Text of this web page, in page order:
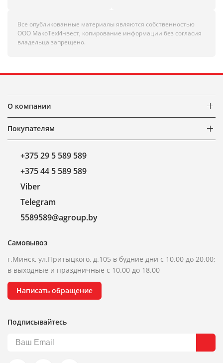
Все опубликованные материалы являются собственностью
ООО МакоТехИнвест, копирование информации без согласия
владельца запрещено.
О компании
Покупателям
+375 29 5 589 589
+375 44 5 589 589
Viber
Telegram
5589589@agroup.by
Самовывоз
г.Минск, ул.Притыцкого, д.105 в будние дни с 10.00 до 20.00;
в выходные и праздничные с 10.00 до 18.00
Написать обращение
Подписывайтесь